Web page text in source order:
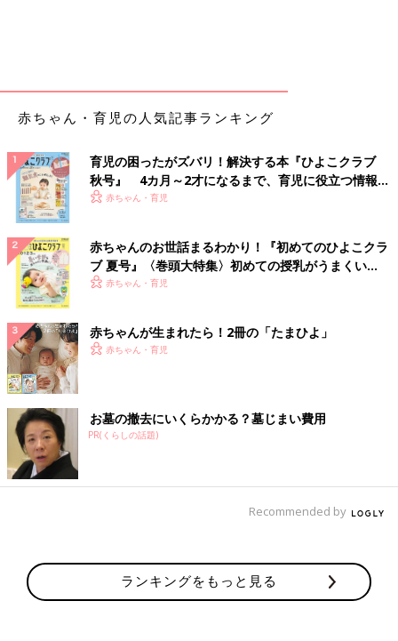
赤ちゃん・育児の人気記事ランキング
育児の困ったがズバリ！解決する本『ひよこクラブ
秋号』 4カ月～2才になるまで、育児に役立つ情報が
いっぱい！
赤ちゃん・育児
赤ちゃんのお世話まるわかり！『初めてのひよこクラ
ブ 夏号』〈巻頭大特集〉初めての授乳がうまくい
く！ おっぱい・ミルクの基本と夏のトラブル 解決テ
赤ちゃん・育児
赤ちゃんが生まれたら！2冊の「たまひよ」
赤ちゃん・育児
お墓の撤去にいくらかかる？墓じまい費用
PR(くらしの話題)
Recommended by
ランキングをもっと見る